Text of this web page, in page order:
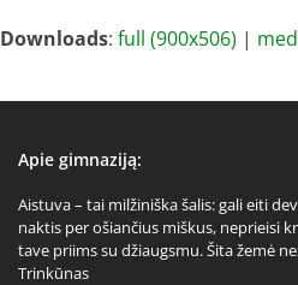
Downloads: full (900x506) |
Apie gimnaziją:
Aistuva – tai milžiniška šalis: gali eiti
naktis per ošiančius miškus, neprieisi
tave priims su džiaugsmu. Šita žemė
Trinkūnas